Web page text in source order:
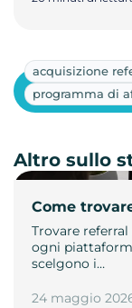
acquisizione
programma di
Come
Trovare
ogni
scelgono i…
24 maggio
Altro sullo